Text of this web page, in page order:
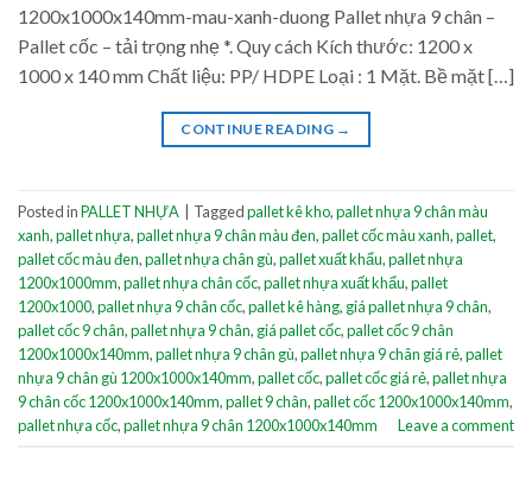
1200x1000x140mm-mau-xanh-duong Pallet nhựa 9 chân –
Pallet cốc – tải trọng nhẹ *. Quy cách Kích thước: 1200 x
1000 x 140 mm Chất liệu: PP/ HDPE Loại : 1 Mặt. Bề mặt […]
CONTINUE READING →
Posted inPALLET NHỰA | Taggedpallet kê kho,pallet nhựa 9 chân màu
xanh,pallet nhựa,pallet nhựa 9 chân màu đen,pallet cốc màu xanh,pallet,
pallet cốc màu đen,pallet nhựa chân gù,pallet xuất khẩu,pallet nhựa
1200x1000mm,pallet nhựa chân cốc,pallet nhựa xuất khẩu,pallet
1200x1000,pallet nhựa 9 chân cốc,pallet kê hàng, giá pallet nhựa 9 chân,
pallet cốc 9 chân,pallet nhựa 9 chân, giá pallet cốc,pallet cốc 9 chân
1200x1000x140mm,pallet nhựa 9 chân gù,pallet nhựa 9 chân giá rẻ,pallet
nhựa 9 chân gù 1200x1000x140mm,pallet cốc,pallet cốc giá rẻ,pallet nhựa
9 chân cốc 1200x1000x140mm,pallet 9 chân,pallet cốc 1200x1000x140mm,
pallet nhựa cốc,pallet nhựa 9 chân 1200x1000x140mm Leave a comment